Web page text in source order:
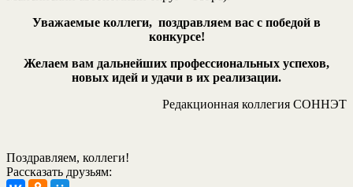
Уважаемые коллеги, поздравляем вас с победой в
конкурсе!
Желаем вам дальнейших профессиональных успехов,
новых идей и удачи в их реализации.
Редакционная коллегия СОННЭТ
Поздравляем, коллеги!
Рассказать друзьям: